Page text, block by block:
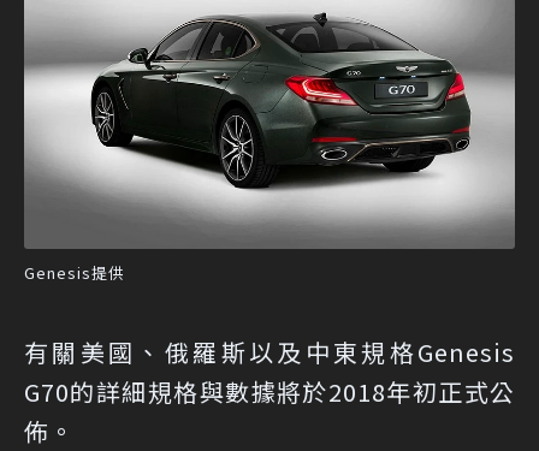
Genesis提供
有關美國、俄羅斯以及中東規格Genesis
G70的詳細規格與數據將於2018年初正式公
佈。